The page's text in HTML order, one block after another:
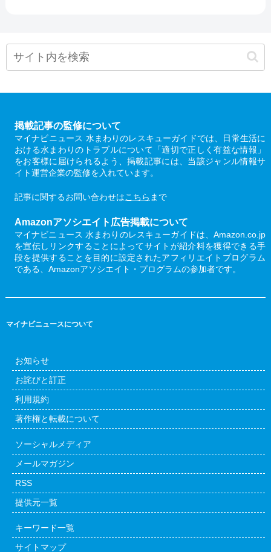
掲載記事の監修について
マイナビニュース 水まわりのレスキューガイドでは、日常生活に
おける水まわりのトラブルについて「適切で正しく有益な情報」
をお客様に届けられるよう、掲載記事には、当該ジャンル情報サ
イト運営企業の監修を入れています。
記事に関するお問い合わせはこちら まで
Amazonアソシエイト広告掲載について
マイナビニュース 水まわりのレスキューガイドは、Amazon.co.jp
を宣伝しリンクすることによってサイトが紹介料を獲得できる手
段を提供することを目的に設定されたアフィリエイトプログラム
である、Amazonアソシエイト・プログラムの参加者です。
マイナビニュースについて
お知らせ
お詫びと訂正
利用規約
著作権と転載について
ソーシャルメディア
メールマガジン
RSS
提供元一覧
キーワード一覧
サイトマップ